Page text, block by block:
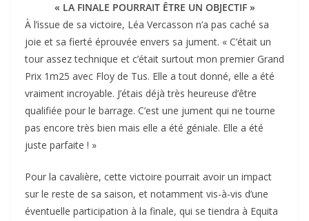
« LA FINALE POURRAIT ÊTRE UN OBJECTIF »
À l’issue de sa victoire, Léa Vercasson n’a pas caché sa
joie et sa fierté éprouvée envers sa jument. « C’était un
tour assez technique et c’était surtout mon premier Grand
Prix 1m25 avec Floy de Tus. Elle a tout donné, elle a été
vraiment incroyable. J’étais déjà très heureuse d’être
qualifiée pour le barrage. C’est une jument qui ne tourne
pas encore très bien mais elle a été géniale. Elle a été
juste parfaite ! »
Pour la cavalière, cette victoire pourrait avoir un impact
sur le reste de sa saison, et notamment vis-à-vis d’une
éventuelle participation à la finale, qui se tiendra à Equita